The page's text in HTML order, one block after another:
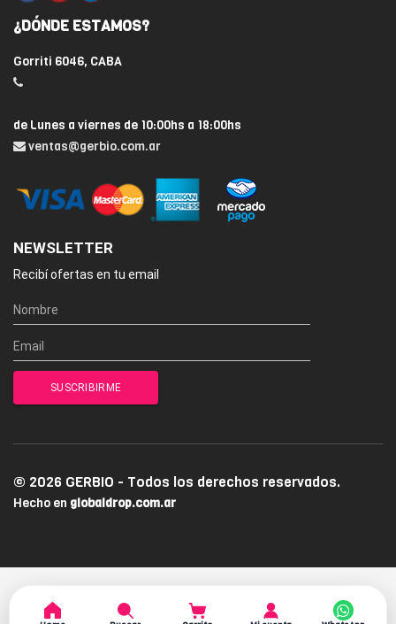
¿DÓNDE ESTAMOS?
Gorriti 6046, CABA
de Lunes a viernes de 10:00hs a 18:00hs
ventas@gerbio.com.ar
NEWSLETTER
Recibí ofertas en tu email
© 2026 GERBIO - Todos los derechos reservados.
Hecho en globaldrop.com.ar